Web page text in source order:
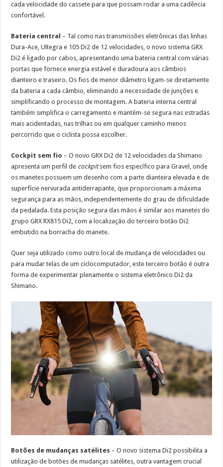
cada velocidade do cassete para que possam rodar a uma cadência
confortável.
Bateria central – Tal como nas transmissões eletrônicas das linhas
Dura-Ace, Ultegra e 105 Di2 de 12 velocidades, o novo sistema GRX
Di2 é ligado por cabos, apresentando uma bateria central com várias
portas que fornece energia estável e duradoura aos câmbios
dianteiro e traseiro. Os fios de menor diâmetro ligam-se diretamente
da bateria a cada câmbio, eliminando a necessidade de junções e
simplificando o processo de montagem. A bateria interna central
também simplifica o carregamento e mantém-se segura nas estradas
mais acidentadas, nas trilhas ou em qualquer caminho menos
percorrido que o ciclista possa escolher.
Cockpit sem fio – O novo GRX Di2 de 12 velocidades da Shimano
apresenta um perfil de cockpitsem fios específico para Gravel, onde
os manetes possuem um desenho com a parte dianteira elevada e de
superfície nervurada antiderrapante, que proporcionam a máxima
segurança para as mãos, independentemente do grau de dificuldade
da pedalada. Esta posição segura das mãos é similar aos manetes do
grupo GRX RX815 Di2, com a localização do terceiro botão Di2
embutido na borracha do manete.
Quer seja utilizado como outro local de mudança de velocidades ou
para mudar telas de um ciclocomputador, este terceiro botão é outra
forma de experimentar plenamente o sistema eletrônico Di2 da
Shimano.
Botões de mudanças satélites – O novo sistema Di2 possibilita a
utilização de botões de mudanças satélites, outra vantagem crucial